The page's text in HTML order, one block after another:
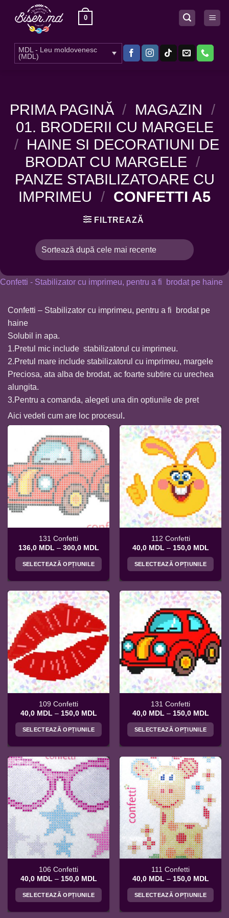
0
MDL - Leu moldovenesc
(MDL)
PRIMA PAGINĂ / MAGAZIN /
01. BRODERII CU MARGELE
/ HAINE SI DECORATIUNI DE
BRODAT CU MARGELE /
PANZE STABILIZATOARE CU
IMPRIMEU / CONFETTI A5
FILTREAZĂ
Confetti - Stabilizator cu imprimeu, pentru a fi brodat pe haine
Confetti – Stabilizator cu imprimeu, pentru a fi brodat pe
haine
Solubil in apa.
1.Pretul mic include stabilizatorul cu imprimeu.
2.Pretul mare include stabilizatorul cu imprimeu, margele
Preciosa, ata alba de brodat, ac foarte subtire cu urechea
alungita.
3.Pentru a comanda, alegeti una din optiunile de pret
Aici vedeti cum are loc procesul .
131 Confetti
136,0 MDL – 300,0 MDL
prețuri:
la
SELECTEAZĂ OPȚIUNILE
are
mai
multe
variații.
Opțiunile
pot
fi
alese
în
pagina
produsului.
112 Confetti
40,0 MDL – 150,0 MDL
la
SELECTEAZĂ OPȚIUNILE
are
mai
multe
variații.
Opțiunile
pot
fi
alese
în
pagina
produsului.
109 Confetti
40,0 MDL – 150,0 MDLInterval
prețuri:
40,0 MDL
la
SELECTEAZĂ OPȚIUNILE
mai
multe
variații.
Opțiunile
pot
fi
alese
în
pagina
produsului.
131 Confetti
40,0 MDL – 150,0 MDL
40,0
la
SELECTEAZĂ OPȚIUNILE
are
mai
multe
variații.
Opțiunile
pot
fi
alese
în
pagina
produsului.
106 Confetti
40,0 MDL – 150,0 MDLInterval
prețuri:
40,0 MDL
la
SELECTEAZĂ OPȚIUNILE
111 Confetti
40,0 MDL – 150,0 MDL
40,0
la
SELECTEAZĂ OPȚIUNILE